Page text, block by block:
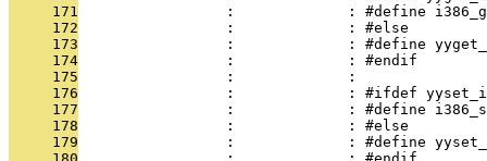
     171
:             : #define
     172
                 :             : #else
     173
:             : #define
     174
                 :             : #endif
     175
                 :             :
     176
:             : #ifdef
     177
:             : #define
     178
                 :             : #else
     179
:             : #define